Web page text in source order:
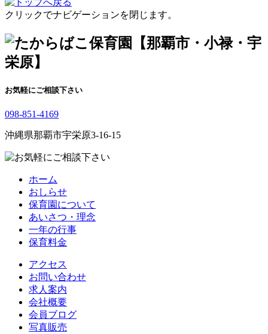
クリックでナビゲーションを閉じます。
お気軽にご相談下さい
098-851-4169
沖縄県那覇市宇栄原3-16-15
ホーム
おしらせ
保育園について
あいさつ・理念
一年の行事
保育料金
アクセス
お問い合わせ
求人案内
会社概要
会員ブログ
写真販売